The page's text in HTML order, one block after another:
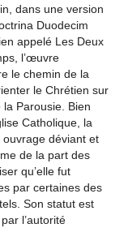
dans une version
Duodecim
appelé Les Deux
l’œuvre
le chemin de la
le Chrétien sur
la Parousie. Bien
Catholique, la
ouvrage déviant et
de la part des
qu’elle fut
par certaines des
Son statut est
l’autorité